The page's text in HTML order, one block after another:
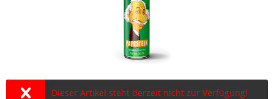
Dieser Artikel steht derzeit nicht zur Verfügung!